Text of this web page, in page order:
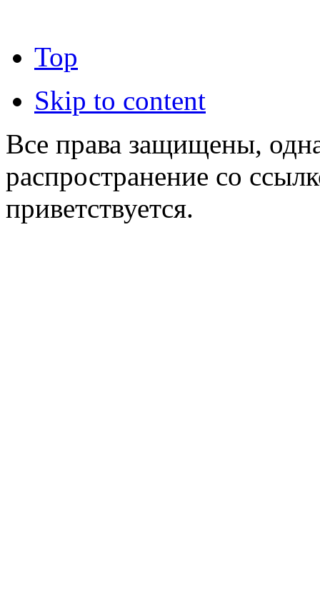
Top
Skip to content
Все права защищены,
распространение со
приветствуется.